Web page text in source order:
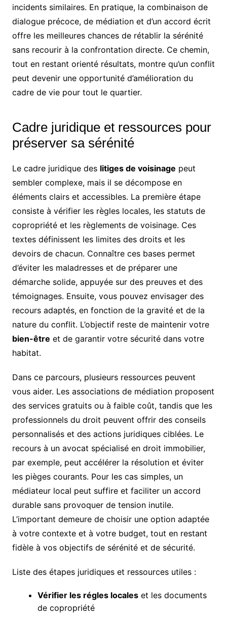
incidents similaires. En pratique, la combinaison de
dialogue précoce, de médiation et d’un accord écrit
offre les meilleures chances de rétablir la sérénité
sans recourir à la confrontation directe. Ce chemin,
tout en restant orienté résultats, montre qu’un conflit
peut devenir une opportunité d’amélioration du
cadre de vie pour tout le quartier.
Cadre juridique et ressources pour
préserver sa sérénité
Le cadre juridique des litiges de voisinage peut
sembler complexe, mais il se décompose en
éléments clairs et accessibles. La première étape
consiste à vérifier les règles locales, les statuts de
copropriété et les règlements de voisinage. Ces
textes définissent les limites des droits et les
devoirs de chacun. Connaître ces bases permet
d’éviter les maladresses et de préparer une
démarche solide, appuyée sur des preuves et des
témoignages. Ensuite, vous pouvez envisager des
recours adaptés, en fonction de la gravité et de la
nature du conflit. L’objectif reste de maintenir votre
bien-être et de garantir votre sécurité dans votre
habitat.
Dans ce parcours, plusieurs ressources peuvent
vous aider. Les associations de médiation proposent
des services gratuits ou à faible coût, tandis que les
professionnels du droit peuvent offrir des conseils
personnalisés et des actions juridiques ciblées. Le
recours à un avocat spécialisé en droit immobilier,
par exemple, peut accélérer la résolution et éviter
les pièges courants. Pour les cas simples, un
médiateur local peut suffire et faciliter un accord
durable sans provoquer de tension inutile.
L’important demeure de choisir une option adaptée
à votre contexte et à votre budget, tout en restant
fidèle à vos objectifs de sérénité et de sécurité.
Liste des étapes juridiques et ressources utiles :
Vérifier les régles localeset les documents
de copropriété